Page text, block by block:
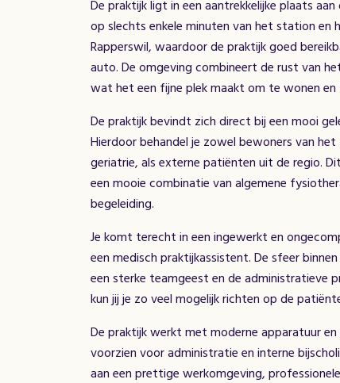
De praktijk ligt in een aantrekkelijke plaats
op slechts enkele minuten van het station en
Rapperswil, waardoor de praktijk goed
auto. De omgeving combineert de rust van
wat het een fijne plek maakt om te wonen en
De praktijk bevindt zich direct bij een mooi
Hierdoor behandel je zowel bewoners van
geriatrie, als externe patiënten uit de regio.
een mooie combinatie van algemene
begeleiding.
Je komt terecht in een ingewerkt en
een medisch praktijkassistent. De sfeer
een sterke teamgeest en de administratieve
kun jij je zo veel mogelijk richten op de
De praktijk werkt met moderne apparatuur
voorzien voor administratie en interne
aan een prettige werkomgeving,